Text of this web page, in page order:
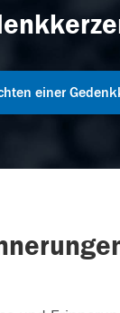
einer